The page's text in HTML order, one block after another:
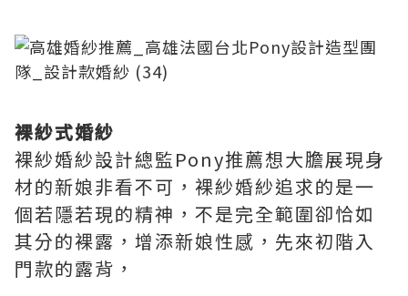
裸紗式婚紗
裸紗婚紗設計總監Pony推薦想大膽展現身
材的新娘非看不可，裸紗婚紗追求的是一
個若隱若現的精神，不是完全範圍卻恰如
其分的裸露，增添新娘性感，先來初階入
門款的露背，